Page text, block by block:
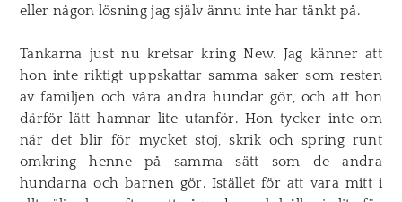
eller någon lösning jag själv ännu inte har tänkt på.
Tankarna just nu kretsar kring New. Jag känner att
hon inte riktigt uppskattar samma saker som resten
av familjen och våra andra hundar gör, och att hon
därför lätt hamnar lite utanför. Hon tycker inte om
när det blir för mycket stoj, skrik och spring runt
omkring henne på samma sätt som de andra
hundarna och barnen gör. Istället för att vara mitt i